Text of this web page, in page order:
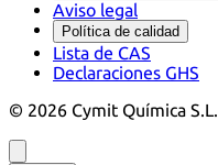
Aviso legal
Política de calidad
Lista de CAS
Declaraciones GHS
© 2026 Cymit Química S.L.